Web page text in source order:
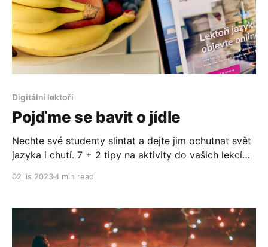
Digitální lektoři
Pojďme se bavit o jídle
Nechte své studenty slintat a dejte jim ochutnat svět
jazyka i chutí. 7 + 2 tipy na aktivity do vašich lekcí
02 lis 20234 min read